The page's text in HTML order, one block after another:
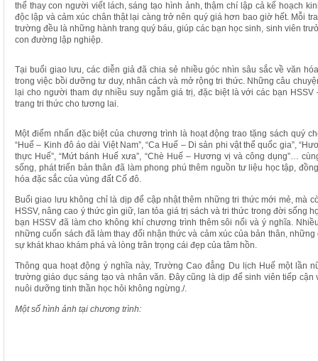
thể thay con người viết lách, sáng tạo hình ảnh, thậm chí lập cả kế hoạch
độc lập và cảm xúc chân thật lại càng trở nên quý giá hơn bao giờ hết. Mỗi
trường đều là những hành trang quý báu, giúp các bạn học sinh, sinh viên
con đường lập nghiệp.
Tại buổi giao lưu, các diễn giả đã chia sẻ nhiều góc nhìn sâu sắc về văn
trong việc bồi dưỡng tư duy, nhân cách và mở rộng tri thức. Những câu
lại cho người tham dự nhiều suy ngẫm giá trị, đặc biệt là với các bạn
trang tri thức cho tương lai.
Một điểm nhấn đặc biệt của chương trình là hoạt động trao tặng sách quý
“Huế – Kinh đô áo dài Việt Nam”, “Ca Huế – Di sản phi vật thể quốc gia”,
thực Huế”, “Mứt bánh Huế xưa”, “Chè Huế – Hương vị và công dụng”…
sống, phát triển bản thân đã làm phong phú thêm nguồn tư liệu học tập,
hóa đặc sắc của vùng đất Cố đô.
Buổi giao lưu không chỉ là dịp để cập nhật thêm những tri thức mới mẻ, mà
HSSV, nâng cao ý thức gìn giữ, lan tỏa giá trị sách và tri thức trong đời sống
bạn HSSV đã làm cho không khí chương trình thêm sôi nổi và ý nghĩa.
những cuốn sách đã làm thay đổi nhận thức và cảm xúc của bản thân,
sự khát khao khám phá và lòng trân trọng cái đẹp của tâm hồn.
Thông qua hoạt động ý nghĩa này, Trường Cao đẳng Du lịch Huế một lần
trường giáo dục sáng tạo và nhân văn. Đây cũng là dịp để sinh viên tiếp
nuôi dưỡng tinh thần học hỏi không ngừng./.
Một số hình ảnh tại chương trình: